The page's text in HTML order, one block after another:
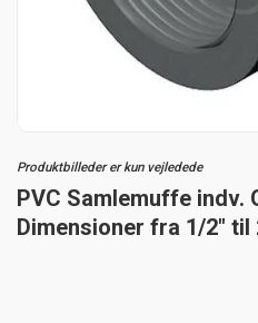
Produktbilleder er kun vejledede
PVC Samlemuffe indv.
Dimensioner fra 1/2" til